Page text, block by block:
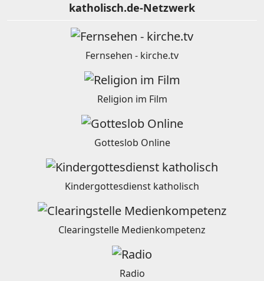
katholisch.de-Netzwerk
Fernsehen - kirche.tv
Religion im Film
Gotteslob Online
Kindergottesdienst katholisch
Clearingstelle Medienkompetenz
Radio